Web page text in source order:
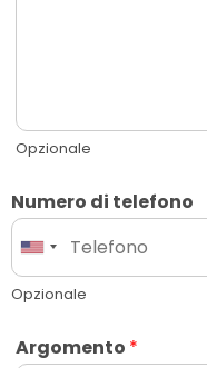
Opzionale
Numero di telefono
Opzionale
Argomento *